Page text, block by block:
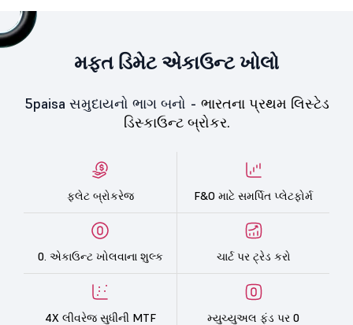
મફત ડિમેટ એકાઉન્ટ ખોલો
5paisa સમુદાયનો ભાગ બનો - ભારતના પ્રથમ લિસ્ટેડ
ડિસ્કાઉન્ટ બ્રોકર.
ફ્લેટ બ્રોકરેજ F&O માટે સમર્પિત પ્લેટફોર્મ
0. એકાઉન્ટ ખોલવાના શુલ્ક ચાર્ટ પર ટ્રેડ કરો
4X લીવરેજ સુધીની MTF
મ્યુચ્યુઅલ ફંડ પર 0